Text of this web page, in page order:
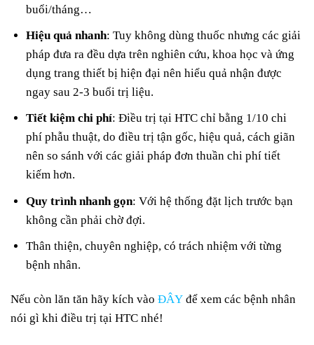
buổi/tháng…
Hiệu quả nhanh: Tuy không dùng thuốc nhưng các giải
pháp đưa ra đều dựa trên nghiên cứu, khoa học và ứng
dụng trang thiết bị hiện đại nên hiểu quả nhận được
ngay sau 2-3 buổi trị liệu.
Tiết kiệm chi phí: Điều trị tại HTC chỉ bằng 1/10 chi
phí phẫu thuật, do điều trị tận gốc, hiệu quả, cách giãn
nên so sánh với các giải pháp đơn thuần chi phí tiết
kiếm hơn.
Quy trình nhanh gọn: Với hệ thống đặt lịch trước bạn
không cần phải chờ đợi.
Thân thiện, chuyên nghiệp, có trách nhiệm với từng
bệnh nhân.
Nếu còn lăn tăn hãy kích vào ĐÂY để xem các bệnh nhân
nói gì khi điều trị tại HTC nhé!